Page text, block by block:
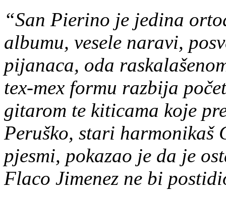
“San Pierino je jedina
albumu, vesele naravi,
pijanaca, oda
tex-mex formu razbija
gitarom te kiticama koje
Peruško, stari harmonikaš
pjesmi, pokazao je da je
Flaco Jimenez ne bi